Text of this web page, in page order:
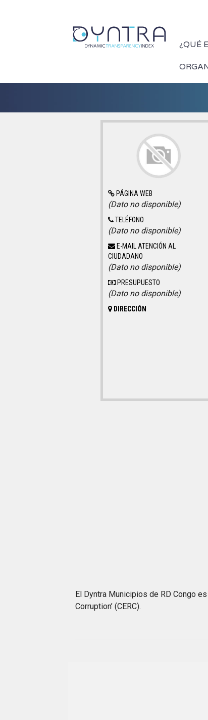
¿QUÉ
PÁGINA WEB
(Dato no disponible)
TELÉFONO
(Dato no disponible)
E-MAIL ATENCIÓN AL
CIUDADANO
(Dato no disponible)
PRESUPUESTO
(Dato no disponible)
DIRECCIÓN
El Dyntra Municipios de RD Congo
Corruption’ (CERC).